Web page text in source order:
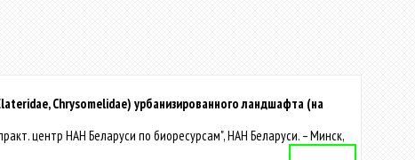
Сhrysomelidae) урбанизированного ландшафта (на
центр НАН Беларуси по биоресурсам", НАН Беларуси. – Минск,